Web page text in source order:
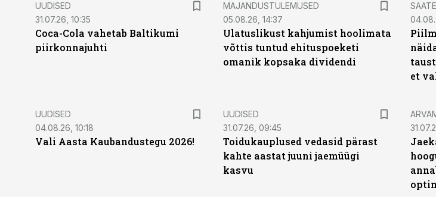
UUDISED
31.07.26, 10:35
Coca-Cola vahetab Baltikumi
piirkonnajuhti
MAJANDUSTULEMUSED
05.08.26, 14:37
Ulatuslikust kahjumist hoolimata
võttis tuntud ehituspoeketi
omanik kopsaka dividendi
et
UUDISED
04.08.26, 10:18
Vali Aasta Kaubandustegu 2026!
UUDISED
31.07.26, 09:45
Toidukauplused vedasid pärast
kahte aastat juuni jaemüügi
kasvu